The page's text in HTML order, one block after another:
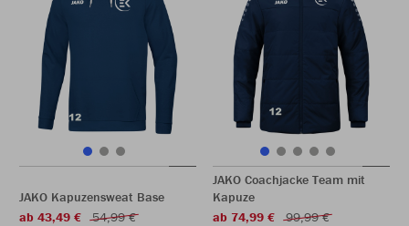
JAKO Kapuzensweat Base
ab 43,49 €
54,99 €
JAKO Coachjacke Team mit
Kapuze
ab 74,99 €
99,99 €